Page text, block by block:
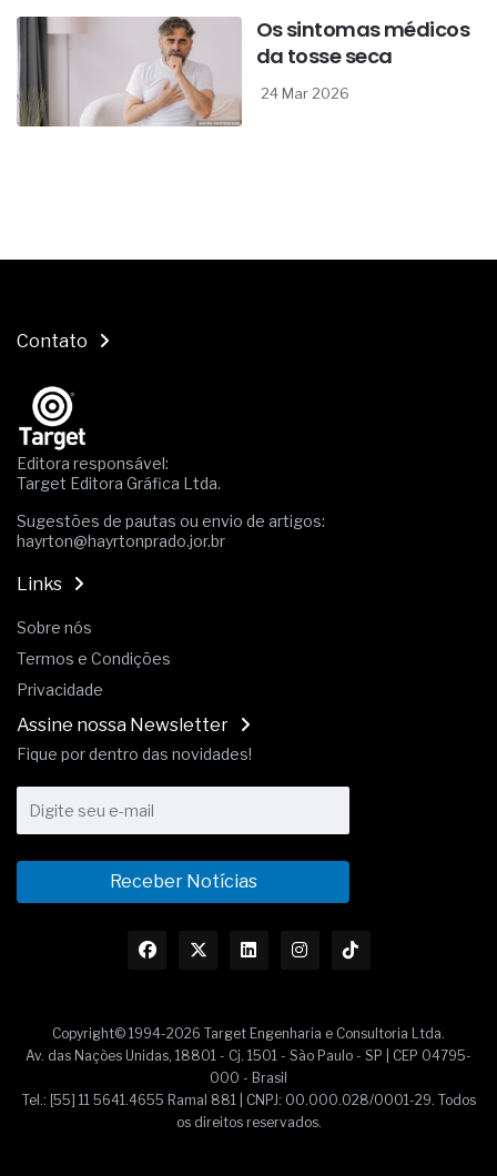
Os sintomas médicos
da tosse seca
24 Mar 2026
Contato
Editora responsável:
Target Editora Gráfica Ltda.
Sugestões de pautas ou envio de artigos:
hayrton@hayrtonprado.jor.br
Links
Sobre nós
Termos e Condições
Privacidade
Assine nossa Newsletter
Fique por dentro das novidades!
Receber Notícias
Copyright© 1994-2026 Target Engenharia e Consultoria Ltda.
Av. das Nações Unidas, 18801 - Cj. 1501 - São Paulo - SP | CEP 04795-
000 - Brasil
Tel.: [55] 11 5641.4655 Ramal 881 | CNPJ: 00.000.028/0001-29. Todos
os direitos reservados.